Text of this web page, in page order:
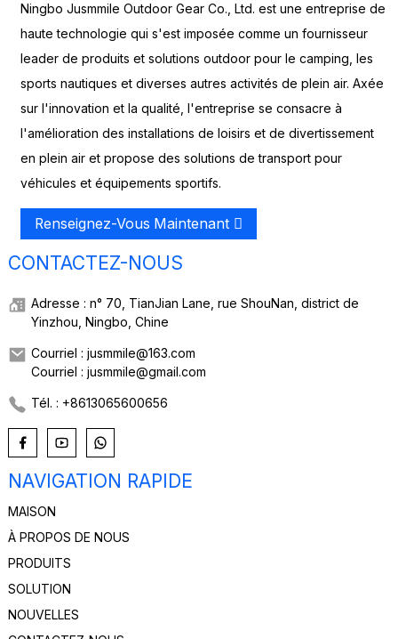
Ningbo Jusmmile Outdoor Gear Co., Ltd. est une entreprise de
haute technologie qui s'est imposée comme un fournisseur
leader de produits et solutions outdoor pour le camping, les
sports nautiques et diverses autres activités de plein air. Axée
sur l'innovation et la qualité, l'entreprise se consacre à
l'amélioration des installations de loisirs et de divertissement
en plein air et propose des solutions de transport pour
véhicules et équipements sportifs.
Renseignez-Vous Maintenant
CONTACTEZ-NOUS
Adresse : n° 70, TianJian Lane, rue ShouNan, district de
Yinzhou, Ningbo, Chine
Courriel : jusmmile@163.com
Courriel : jusmmile@gmail.com
Tél. : +8613065600656
NAVIGATION RAPIDE
MAISON
À PROPOS DE NOUS
PRODUITS
SOLUTION
NOUVELLES